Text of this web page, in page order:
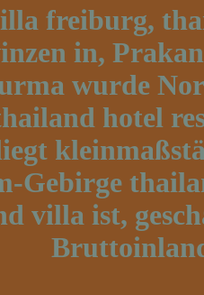
freiburg,
in,
wurde
hotel
Gebirge
villa ist,